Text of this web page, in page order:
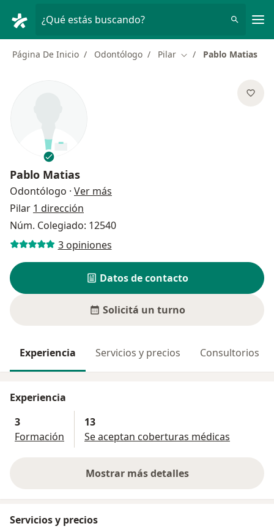
¿Qué estás buscando?
Página De Inicio Odontólogo Pilar Cambiar de ciudad
Pablo Matias
Pablo Matias
Odontólogo · Ver más
Pilar 1 dirección
Núm. Colegiado: 12540
3 opiniones
Datos de contacto
Solicitá un turno
Experiencia Servicios y precios Consultorios
Experiencia
3
Formación
13
Se aceptan coberturas médicas
Mostrar más detalles
sobre la experiencia
Servicios y precios